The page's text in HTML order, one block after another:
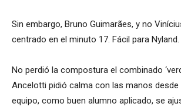
Sin embargo, Bruno Guimarães, y no
centrado en el minuto 17. Fácil para Nyland.
No perdió la compostura el combinado
Ancelotti pidió calma con las manos desde
equipo, como buen alumno aplicado, se